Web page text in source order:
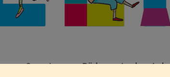
Service Pädagogische